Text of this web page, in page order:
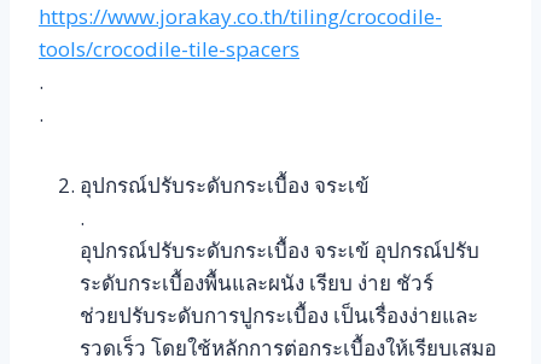
https://www.jorakay.co.th/tiling/crocodile-
tools/crocodile-tile-spacers
.
.
อุปกรณ์ปรับระดับกระเบื้อง จระเข้
.
อุปกรณ์ปรับระดับกระเบื้อง จระเข้ อุปกรณ์ปรับ
ระดับกระเบื้องพื้นและผนัง เรียบ ง่าย ชัวร์
ช่วยปรับระดับการปูกระเบื้อง เป็นเรื่องง่ายและ
รวดเร็ว โดยใช้หลักการต่อกระเบื้องให้เรียบเสมอ